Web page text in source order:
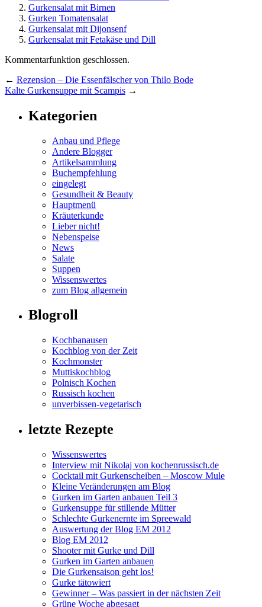
Gurkensalat mit Birnen
Gurken Tomatensalat
Gurkensalat mit Dijonsenf
Gurkensalat mit Fetakäse und Dill
Kommentarfunktion geschlossen.
← Rezension – Die Essenfälscher von Thilo Bode
Kalte Gurkensuppe mit Scampis →
Kategorien
Anbau und Pflege
Andere Blogger
Artikelsammlung
Buchempfehlung
eingelegt
Gesundheit & Beauty
Hauptmenü
Kräuterkunde
Lieber nicht!
Nebenspeise
News
Salate
Suppen
Wissenswertes
zum Blog allgemein
Blogroll
Kochbanausen
Kochblog von der Zeit
Kochmonster
Muttiskochblog
Polnisch Kochen
Russisch kochen
unverbissen-vegetarisch
letzte Rezepte
Wissenswertes
Interview mit Nikolaj von kochenrussisch.de
Cocktail mit Gurkenscheiben – Moscow Mule
Kleine Veränderungen am Blog
Gurken im Garten anbauen Teil 3
Gurkensuppe für stillende Mütter
Schlechte Gurkenernte im Spreewald
Auswertung der Blog EM 2012
Blog EM 2012
Shooter mit Gurke und Dill
Gurken im Garten anbauen
Die Gurkensaison geht los!
Gurke tätowiert
Gewinner – Was passiert in der nächsten Zeit
Grüne Woche abgesagt